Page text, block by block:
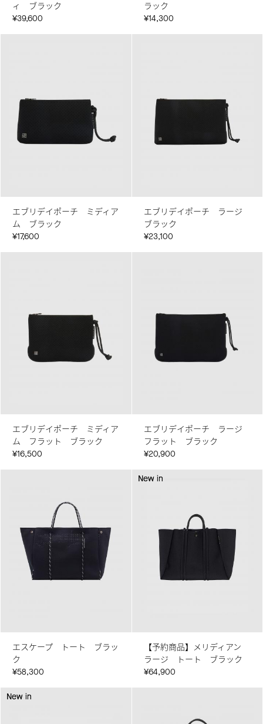
ィ ブラック
¥39,600
ラック
¥14,300
エブリデイポーチ ミディア
ム ブラック
¥17,600
エブリデイポーチ ラージ
ブラック
¥23,100
エブリデイポーチ ミディア
ム フラット ブラック
¥16,500
エブリデイポーチ ラージ
フラット ブラック
¥20,900
エスケープ トート ブラッ
ク
¥58,300
New in
New in
【予約商品】メリディアン
ラージ トート ブラック
¥64,900
New in
New in